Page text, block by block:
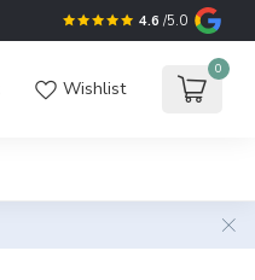
4.6 /5.0
Wishlist
0